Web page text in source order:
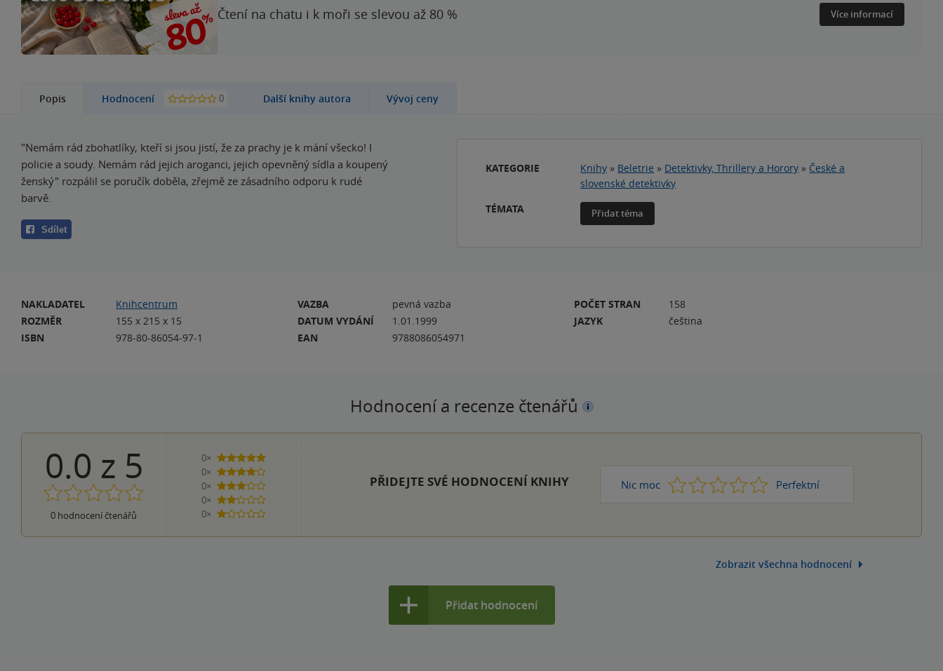
Čtení na chatu i k moři se slevou až 80 % Více informací
Popis Hodnocení 0 Další knihy autora Vývoj ceny
"Nemám rád zbohatlíky, kteří si jsou jistí, že za prachy je k mání všecko! I
policie a soudy. Nemám rád jejich aroganci, jejich opevněný sídla a koupený
ženský" rozpálil se poručík doběla, zřejmě ze zásadního odporu k rudé
barvě.
Sdílet
KATEGORIE Knihy » Beletrie » Detektivky, Thrillery a Horory » České a
slovenské detektivky
TÉMATA
Přidat téma
NAKLADATEL
Knihcentrum
ROZMĚR
155 x 215 x 15
ISBN
978-80-86054-97-1
VAZBA
pevná vazba
DATUM VYDÁNÍ
1.01.1999
EAN
9788086054971
POČET STRAN
158
JAZYK
čeština
Hodnocení a recenze čtenářů
0.0 z 5
0 hodnocení čtenářů
0×
5 hvězdiček
0×
4 hvězdičky
0×
3 hvězdičky
0×
2 hvězdičky
0×
1 hvezdička
PŘIDEJTE SVÉ HODNOCENÍ KNIHY Nic moc 1 2 3 4 Perfektní
5
Zobrazit všechna hodnocení
Přidat hodnocení